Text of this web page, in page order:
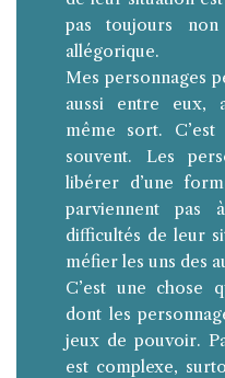
pas toujours
allégorique.
Mes personnages
aussi entre eux,
même sort.
souvent. Les
libérer d’une
parviennent pas
difficultés de leur
méfier les uns des
C’est une chose
dont les
jeux de pouvoir.
est complexe,